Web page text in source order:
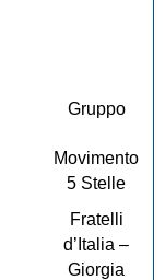
Gruppo
Movimento
5 Stelle
Fratelli
d’Italia –
Giorgia